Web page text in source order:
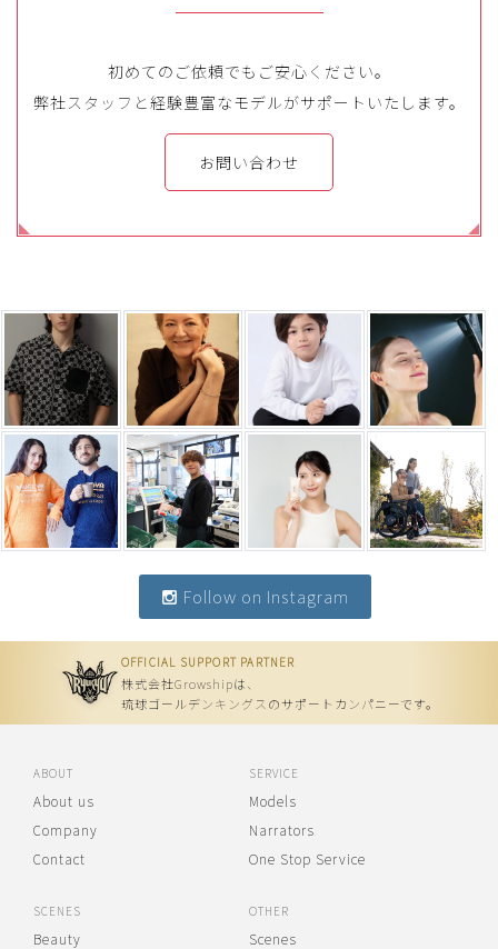
初めてのご依頼でもご安心ください。
弊社スタッフと経験豊富なモデルがサポートいたします。
お問い合わせ
Follow on Instagram
OFFICIAL SUPPORT PARTNER
株式会社Growshipは、
琉球ゴールデンキングスのサポートカンパニーです。
ABOUT
About us
Company
Contact
SERVICE
Models
Narrators
One Stop Service
SCENES
Beauty
OTHER
Scenes